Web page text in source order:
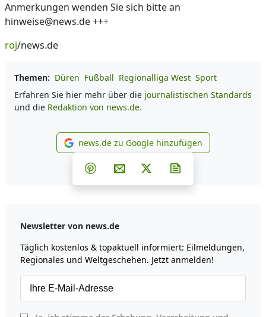
Anmerkungen wenden Sie sich bitte an
hinweise@news.de +++
roj/news.de
Themen: Düren Fußball Regionalliga West Sport
Erfahren Sie hier mehr über die journalistischen Standards
und die Redaktion von news.de.
news.de zu Google
news.de zu Google hinzufügen
Teilen auf Facebook
Teilen auf Whatsapp
Teilen auf Telegram
Teilen auf Pinterest
Per E-Mail teilen
Post auf X
Newsletter von news.de
Täglich kostenlos & topaktuell informiert: Eilmeldungen,
Regionales und Weltgeschehen. Jetzt anmelden!